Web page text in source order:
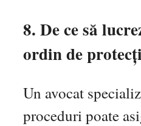
8. De ce să
ordin de
Un avocat
proceduri poate